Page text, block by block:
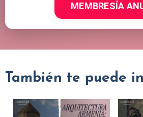
MEMBRESÍA
También te puede